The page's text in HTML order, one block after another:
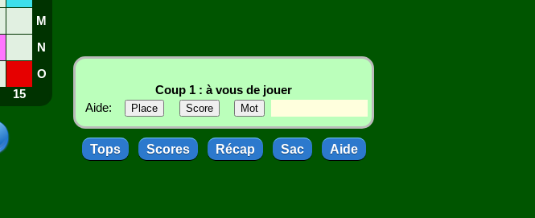
M
N
O
15
Coup 1 : à vous de jouer
Aide:
Tops Scores Récap Sac Aide